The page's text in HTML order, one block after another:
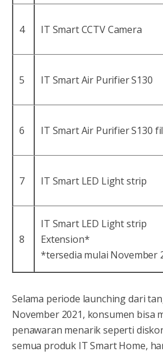
4 IT Smart CCTV Camera
5 IT Smart Air Purifier S130
6 IT Smart Air Purifier S130
7 IT Smart LED Light strip
8
IT Smart LED Light strip
Extension*
*tersedia mulai November
Selama periode launching dari
November 2021, konsumen bisa
penawaran menarik seperti
semua produk IT Smart Home,